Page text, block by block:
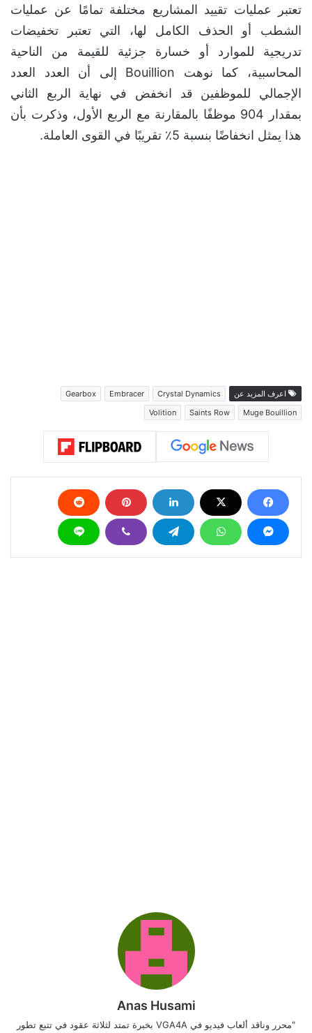
تعتبر عمليات تقييد المشاريع مختلفة تمامًا عن عمليات
الشطب أو الحذف الكامل لها، التي تعتبر تخفيضات
تدريجية للموارد أو خسارة جزئية للقيمة من الناحية
المحاسبية، كما نوهت Bouillion إلى أن العدد العدد
الإجمالي للموظفين قد انخفض في نهاية الربع الثاني
بمقدار 904 موظفًا بالمقارنة مع الربع الأول، وذكرت بأن
هذا يمثل انخفاضًا بنسبة 5٪ تقريبًا في القوى العاملة.
اعرف المزيد عن Crystal Dynamics
Embracer
Gearbox
Muge Bouillion
Saints Row
Volition
Anas Husami
"محرر وناقد ألعاب فيديو في VGA4A بخبرة تمتد لثلاثة عقود في تتبع تطور